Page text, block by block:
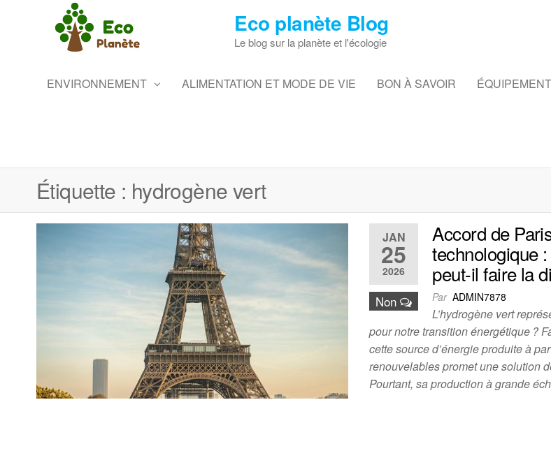
Eco planète Blog
Le blog sur la planète et l'écologie
ENVIRONNEMENT ALIMENTATION ET MODE DE VIE BON À SAVOIR
Étiquette : hydrogène vert
JAN
25
2026
Non
Accord de
technologique
peut-il faire la
Par ADMIN7878
L’hydrogène vert
pour notre transition énergétique ?
cette source d’énergie produite à
renouvelables promet une solution
Pourtant, sa production à grande